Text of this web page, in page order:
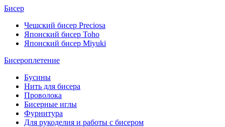
Бисер
Чешский бисер Preciosa
Японский бисер Toho
Японский бисер Miyuki
Бисероплетение
Бусины
Нить для бисера
Проволока
Бисерные иглы
Фурнитура
Для рукоделия и работы с бисером